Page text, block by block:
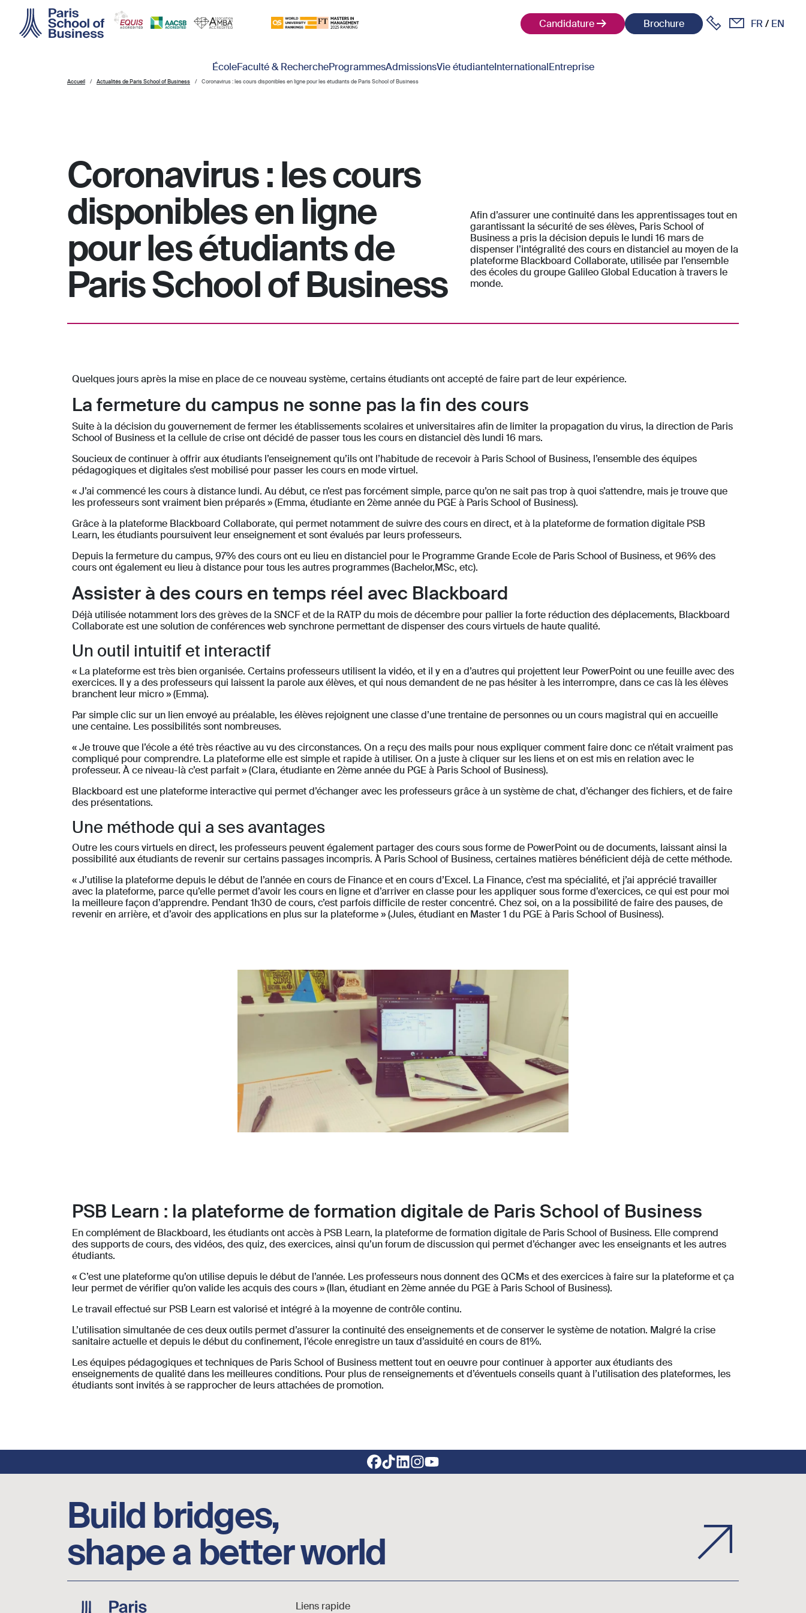
Candidature
Brochure FR EN
ÉcoleFaculté & RechercheProgrammesAdmissionsVie étudianteInternationalEntreprise
Accueil Actualités de Paris School of Business Coronavirus : les cours disponibles en ligne pour les étudiants de Paris School of Business
Coronavirus : les cours
disponibles en ligne
pour les étudiants de
Paris School of Business
Afin d’assurer une continuité dans les apprentissages tout en
garantissant la sécurité de ses élèves, Paris School of
Business a pris la décision depuis le lundi 16 mars de
dispenser l’intégralité des cours en distanciel au moyen de la
plateforme Blackboard Collaborate, utilisée par l’ensemble
des écoles du groupe Galileo Global Education à travers le
monde.
Quelques jours après la mise en place de ce nouveau système, certains étudiants ont accepté de faire part de leur expérience.
La fermeture du campus ne sonne pas la fin des cours
Suite à la décision du gouvernement de fermer les établissements scolaires et universitaires afin de limiter la propagation du virus, la direction de Paris
School of Business et la cellule de crise ont décidé de passer tous les cours en distanciel dès lundi 16 mars.
Soucieux de continuer à offrir aux étudiants l’enseignement qu’ils ont l’habitude de recevoir à Paris School of Business, l’ensemble des équipes
pédagogiques et digitales s’est mobilisé pour passer les cours en mode virtuel.
« J’ai commencé les cours à distance lundi. Au début, ce n’est pas forcément simple, parce qu’on ne sait pas trop à quoi s’attendre, mais je trouve que
les professeurs sont vraiment bien préparés » (Emma, étudiante en 2ème année du PGE à Paris School of Business).
Grâce à la plateforme Blackboard Collaborate, qui permet notamment de suivre des cours en direct, et à la plateforme de formation digitale PSB
Learn, les étudiants poursuivent leur enseignement et sont évalués par leurs professeurs.
Depuis la fermeture du campus, 97% des cours ont eu lieu en distanciel pour le Programme Grande Ecole de Paris School of Business, et 96% des
cours ont également eu lieu à distance pour tous les autres programmes (Bachelor,MSc, etc).
Assister à des cours en temps réel avec Blackboard
Déjà utilisée notamment lors des grèves de la SNCF et de la RATP du mois de décembre pour pallier la forte réduction des déplacements, Blackboard
Collaborate est une solution de conférences web synchrone permettant de dispenser des cours virtuels de haute qualité.
Un outil intuitif et interactif
« La plateforme est très bien organisée. Certains professeurs utilisent la vidéo, et il y en a d’autres qui projettent leur PowerPoint ou une feuille avec des
exercices. Il y a des professeurs qui laissent la parole aux élèves, et qui nous demandent de ne pas hésiter à les interrompre, dans ce cas là les élèves
branchent leur micro » (Emma).
Par simple clic sur un lien envoyé au préalable, les élèves rejoignent une classe d’une trentaine de personnes ou un cours magistral qui en accueille
une centaine. Les possibilités sont nombreuses.
« Je trouve que l’école a été très réactive au vu des circonstances. On a reçu des mails pour nous expliquer comment faire donc ce n’était vraiment pas
compliqué pour comprendre. La plateforme elle est simple et rapide à utiliser. On a juste à cliquer sur les liens et on est mis en relation avec le
professeur. À ce niveau-là c’est parfait » (Clara, étudiante en 2ème année du PGE à Paris School of Business).
Blackboard est une plateforme interactive qui permet d’échanger avec les professeurs grâce à un système de chat, d’échanger des fichiers, et de faire
des présentations.
Une méthode qui a ses avantages
Outre les cours virtuels en direct, les professeurs peuvent également partager des cours sous forme de PowerPoint ou de documents, laissant ainsi la
possibilité aux étudiants de revenir sur certains passages incompris. À Paris School of Business, certaines matières bénéficient déjà de cette méthode.
« J’utilise la plateforme depuis le début de l’année en cours de Finance et en cours d’Excel. La Finance, c’est ma spécialité, et j’ai apprécié travailler
avec la plateforme, parce qu’elle permet d’avoir les cours en ligne et d’arriver en classe pour les appliquer sous forme d’exercices, ce qui est pour moi
la meilleure façon d’apprendre. Pendant 1h30 de cours, c’est parfois difficile de rester concentré. Chez soi, on a la possibilité de faire des pauses, de
revenir en arrière, et d’avoir des applications en plus sur la plateforme » (Jules, étudiant en Master 1 du PGE à Paris School of Business).
PSB Learn : la plateforme de formation digitale de Paris School of Business
En complément de Blackboard, les étudiants ont accès à PSB Learn, la plateforme de formation digitale de Paris School of Business. Elle comprend
des supports de cours, des vidéos, des quiz, des exercices, ainsi qu’un forum de discussion qui permet d’échanger avec les enseignants et les autres
étudiants.
« C’est une plateforme qu’on utilise depuis le début de l’année. Les professeurs nous donnent des QCMs et des exercices à faire sur la plateforme et ça
leur permet de vérifier qu’on valide les acquis des cours » (Ilan, étudiant en 2ème année du PGE à Paris School of Business).
Le travail effectué sur PSB Learn est valorisé et intégré à la moyenne de contrôle continu.
L’utilisation simultanée de ces deux outils permet d’assurer la continuité des enseignements et de conserver le système de notation. Malgré la crise
sanitaire actuelle et depuis le début du confinement, l’école enregistre un taux d’assiduité en cours de 81%.
Les équipes pédagogiques et techniques de Paris School of Business mettent tout en oeuvre pour continuer à apporter aux étudiants des
enseignements de qualité dans les meilleures conditions. Pour plus de renseignements et d’éventuels conseils quant à l’utilisation des plateformes, les
étudiants sont invités à se rapprocher de leurs attachées de promotion.
Build bridges,
shape a better world
Image Liens rapide